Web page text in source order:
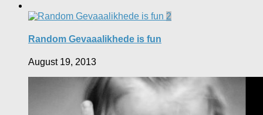
2
Random Gevaaalikhede is fun
August 19, 2013